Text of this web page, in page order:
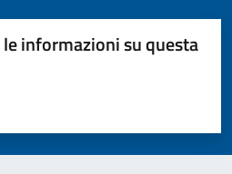
informazioni su questa
su 5
su 5
5